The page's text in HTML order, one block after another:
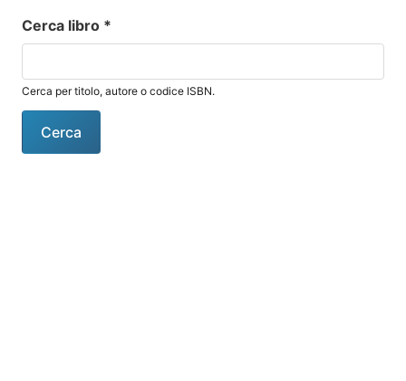
Cerca libro *
Cerca per titolo, autore o codice ISBN.